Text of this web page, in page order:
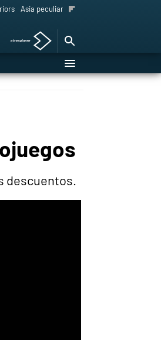
Asia peculiar tradición
descuentos.